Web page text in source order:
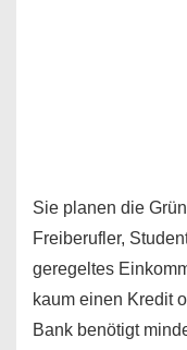
Sie planen die
Freiberufler,
geregeltes
kaum einen Kredit
Bank benötigt